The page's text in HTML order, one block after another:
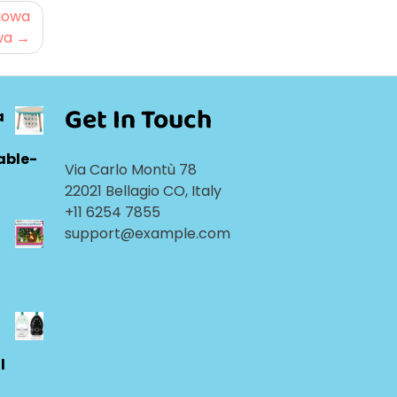
Get In Touch
Via Carlo Montù 78
22021 Bellagio CO, Italy
+11 6254 7855
support@example.com